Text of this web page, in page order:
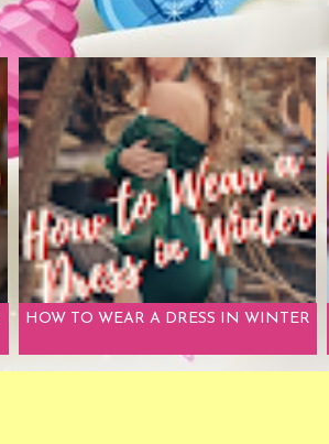
HOW TO WEAR A DRESS IN WINTER